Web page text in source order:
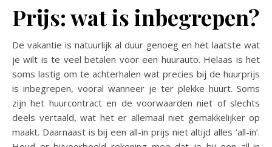
Prijs: wat is inbegrepen?
De vakantie is natuurlijk al duur genoeg en het laatste wat
je wilt is te veel betalen voor een huurauto. Helaas is het
soms lastig om te achterhalen wat precies bij de huurprijs
is inbegrepen, vooral wanneer je ter plekke huurt. Soms
zijn het huurcontract en de voorwaarden niet of slechts
deels vertaald, wat het er allemaal niet gemakkelijker op
maakt. Daarnaast is bij een all-in prijs niet altijd alles ‘all-in’.